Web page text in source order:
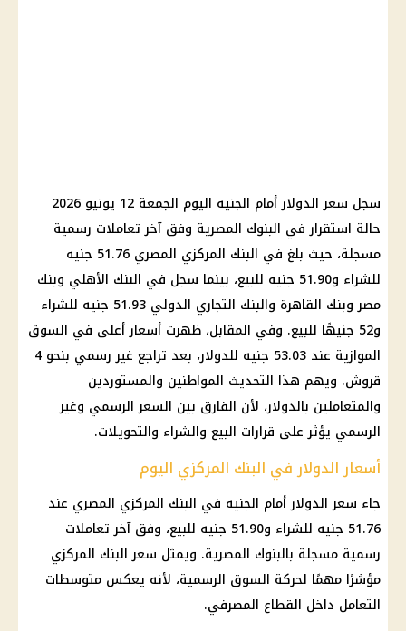
سجل سعر الدولار أمام الجنيه اليوم الجمعة 12 يونيو 2026
حالة استقرار في البنوك المصرية وفق آخر تعاملات رسمية
مسجلة، حيث بلغ في البنك المركزي المصري 51.76 جنيه
للشراء و51.90 جنيه للبيع، بينما سجل في البنك الأهلي وبنك
مصر وبنك القاهرة والبنك التجاري الدولي 51.93 جنيه للشراء
و52 جنيهًا للبيع. وفي المقابل، ظهرت أسعار أعلى في السوق
الموازية عند 53.03 جنيه للدولار، بعد تراجع غير رسمي بنحو 4
قروش. ويهم هذا التحديث المواطنين والمستوردين
والمتعاملين بالدولار، لأن الفارق بين السعر الرسمي وغير
الرسمي يؤثر على قرارات البيع والشراء والتحويلات.
أسعار الدولار في البنك المركزي اليوم
جاء سعر الدولار أمام الجنيه في البنك المركزي المصري عند
51.76 جنيه للشراء و51.90 جنيه للبيع، وفق آخر تعاملات
رسمية مسجلة بالبنوك المصرية. ويمثل سعر البنك المركزي
مؤشرًا مهمًا لحركة السوق الرسمية، لأنه يعكس متوسطات
التعامل داخل القطاع المصرفي.